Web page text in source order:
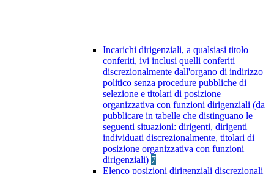
Incarichi dirigenziali, a qualsiasi titolo
conferiti, ivi inclusi quelli conferiti
discrezionalmente dall'organo di indirizzo
politico senza procedure pubbliche di
selezione e titolari di posizione
organizzativa con funzioni dirigenziali (da
pubblicare in tabelle che distinguano le
seguenti situazioni: dirigenti, dirigenti
individuati discrezionalmente, titolari di
posizione organizzativa con funzioni
dirigenziali) 7
Elenco posizioni dirigenziali discrezionali